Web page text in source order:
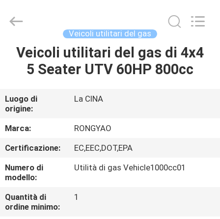
CASA
CIRCA
NOI
GIRO
DELLA
FABBRICA
Rongyao
Vehicle
Reserved.
Veicoli utilitari del gas
Veicoli utilitari del gas di 4x4
5 Seater UTV 60HP 800cc
Luogo di
origine:
La CINA
Marca:
RONGYAO
Certificazione:
EC,EEC,DOT,EPA
Numero di
modello:
Utilità di gas Vehicle1000cc01
Quantità di
ordine minimo:
1